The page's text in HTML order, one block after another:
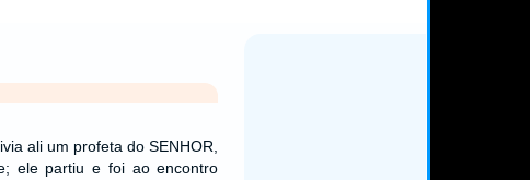
ali um profeta do SENHOR,
ele partiu e foi ao encontro